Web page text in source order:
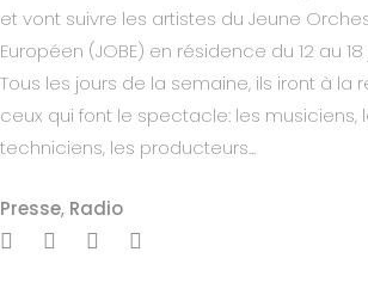
et vont suivre les artistes du Jeune
Européen (JOBE) en résidence du 12 au
Tous les jours de la semaine, ils iront à la
ceux qui font le spectacle: les musiciens,
techniciens, les producteurs...
Presse, Radio